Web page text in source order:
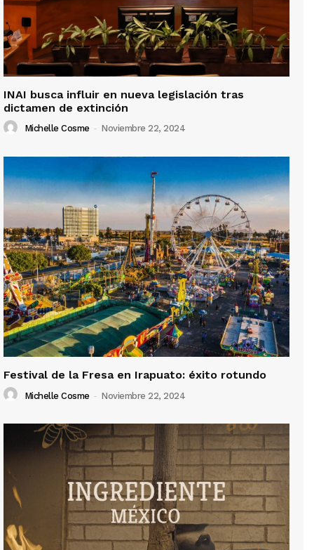
INAI busca influir en nueva legislación tras
dictamen de extinción
Michelle Cosme - Noviembre 22, 2024
Festival de la Fresa en Irapuato: éxito rotundo
Michelle Cosme - Noviembre 22, 2024